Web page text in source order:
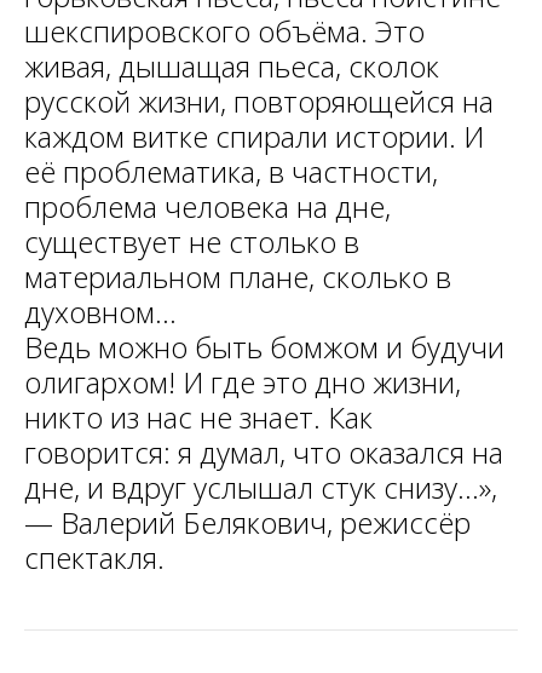
шекспировского объёма. Это
живая, дышащая пьеса, сколок
русской жизни, повторяющейся на
каждом витке спирали истории. И
её проблематика, в частности,
проблема человека на дне,
существует не столько в
материальном плане, сколько в
духовном...
Ведь можно быть бомжом и будучи
олигархом! И где это дно жизни,
никто из нас не знает. Как
говорится: я думал, что оказался на
дне, и вдруг услышал стук снизу...»,
— Валерий Белякович, режиссёр
спектакля.